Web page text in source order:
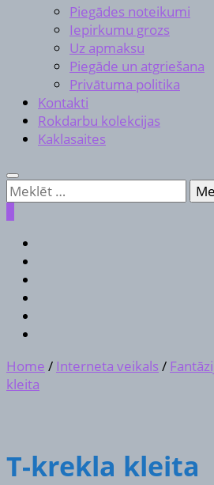
Piegādes noteikumi
Iepirkumu grozs
Uz apmaksu
Piegāde un atgriešana
Privātuma politika
Kontakti
Rokdarbu kolekcijas
Kaklasaites
Meklēt:
Home / Interneta veikals/
kleita
T-krekla kleita